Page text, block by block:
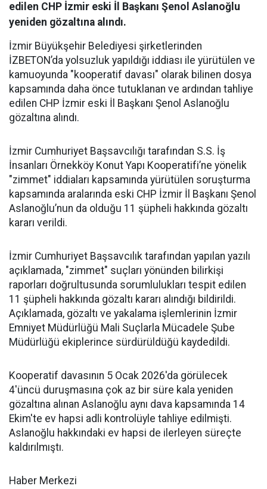
edilen CHP İzmir eski İl Başkanı Şenol Aslanoğlu
yeniden gözaltına alındı.
İzmir Büyükşehir Belediyesi şirketlerinden
İZBETON’da yolsuzluk yapıldığı iddiası ile yürütülen ve
kamuoyunda "kooperatif davası" olarak bilinen dosya
kapsamında daha önce tutuklanan ve ardından tahliye
edilen CHP İzmir eski İl Başkanı Şenol Aslanoğlu
gözaltına alındı.
İzmir Cumhuriyet Başsavcılığı tarafından S.S. İş
İnsanları Örnekköy Konut Yapı Kooperatifi’ne yönelik
"zimmet" iddiaları kapsamında yürütülen soruşturma
kapsamında aralarında eski CHP İzmir İl Başkanı Şenol
Aslanoğlu’nun da olduğu 11 şüpheli hakkında gözaltı
kararı verildi.
İzmir Cumhuriyet Başsavcılık tarafından yapılan yazılı
açıklamada, "zimmet" suçları yönünden bilirkişi
raporları doğrultusunda sorumlulukları tespit edilen
11 şüpheli hakkında gözaltı kararı alındığı bildirildi.
Açıklamada, gözaltı ve yakalama işlemlerinin İzmir
Emniyet Müdürlüğü Mali Suçlarla Mücadele Şube
Müdürlüğü ekiplerince sürdürüldüğü kaydedildi.
Kooperatif davasının 5 Ocak 2026'da görülecek
4'üncü duruşmasına çok az bir süre kala yeniden
gözaltına alınan Aslanoğlu aynı dava kapsamında 14
Ekim'te ev hapsi adli kontrolüyle tahliye edilmişti.
Aslanoğlu hakkındaki ev hapsi de ilerleyen süreçte
kaldırılmıştı.
Haber Merkezi